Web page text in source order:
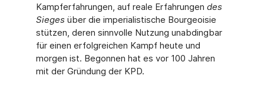
Kampferfahrungen, auf reale Erfahrun­gen des
Sieges über die imperialistische Bourgeoisie
stützen, deren sinnvolle Nutzung un­abdingbar
für einen erfolgreichen Kampf heute und
morgen ist. Begonnen hat es vor 100 Jahren
mit der Gründung der KPD.